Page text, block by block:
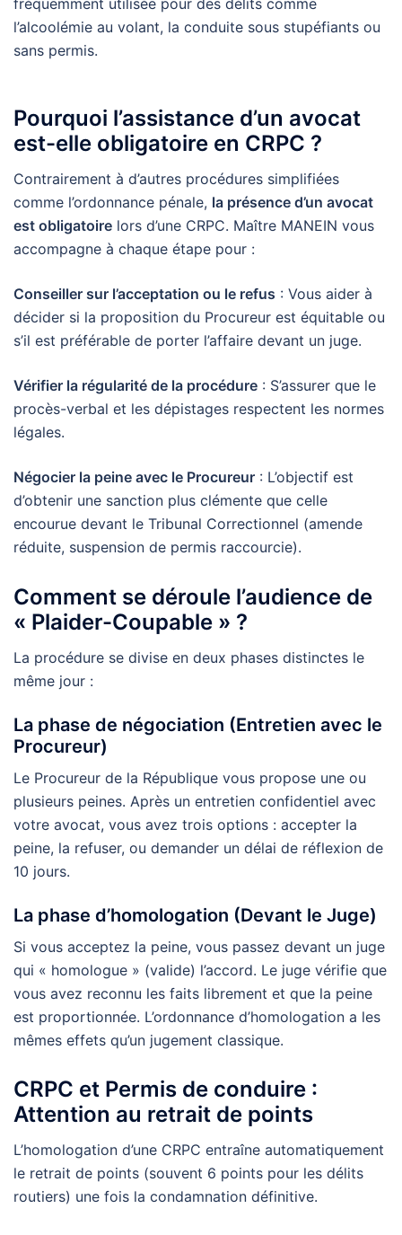
fréquemment utilisée pour des délits comme
l’alcoolémie au volant, la conduite sous stupéfiants ou
sans permis.
Pourquoi l’assistance d’un avocat
est-elle obligatoire en CRPC ?
Contrairement à d’autres procédures simplifiées
comme l’ordonnance pénale, la présence d’un avocat
est obligatoire lors d’une CRPC. Maître MANEIN vous
accompagne à chaque étape pour :
Conseiller sur l’acceptation ou le refus : Vous aider à
décider si la proposition du Procureur est équitable ou
s’il est préférable de porter l’affaire devant un juge.
Vérifier la régularité de la procédure : S’assurer que le
procès-verbal et les dépistages respectent les normes
légales.
Négocier la peine avec le Procureur : L’objectif est
d’obtenir une sanction plus clémente que celle
encourue devant le Tribunal Correctionnel (amende
réduite, suspension de permis raccourcie).
Comment se déroule l’audience de
« Plaider-Coupable » ?
La procédure se divise en deux phases distinctes le
même jour :
La phase de négociation (Entretien avec le
Procureur)
Le Procureur de la République vous propose une ou
plusieurs peines. Après un entretien confidentiel avec
votre avocat, vous avez trois options : accepter la
peine, la refuser, ou demander un délai de réflexion de
10 jours.
La phase d’homologation (Devant le Juge)
Si vous acceptez la peine, vous passez devant un juge
qui « homologue » (valide) l’accord. Le juge vérifie que
vous avez reconnu les faits librement et que la peine
est proportionnée. L’ordonnance d’homologation a les
mêmes effets qu’un jugement classique.
CRPC et Permis de conduire :
Attention au retrait de points
L’homologation d’une CRPC entraîne automatiquement
le retrait de points (souvent 6 points pour les délits
routiers) une fois la condamnation définitive.